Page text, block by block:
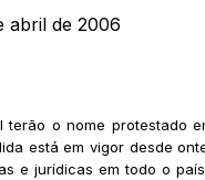
abril de 2006
o nome
está em vigor desde
e jurídicas em todo o